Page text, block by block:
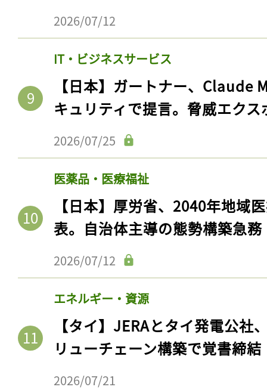
2026/07/12
IT・ビジネスサービス
【日本】ガートナー、Claude
キュリティで提言。脅威エク
2026/07/25
医薬品・医療福祉
【日本】厚労省、2040年地域
表。自治体主導の態勢構築急務
2026/07/12
エネルギー・資源
【タイ】JERAとタイ発電公社
リューチェーン構築で覚書締結
2026/07/21